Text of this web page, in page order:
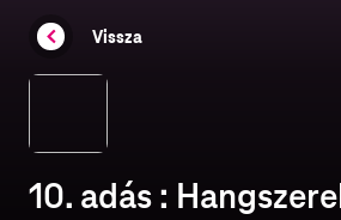
Vissza
10. adás :